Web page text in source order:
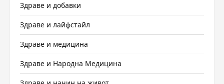
Здраве и добавки
Здраве и лайфстайл
Здраве и медицина
Здраве и Народна Медицина